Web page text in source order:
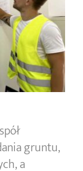
gruntu,
a